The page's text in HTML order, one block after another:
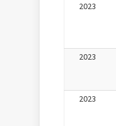
2023
2023
2023